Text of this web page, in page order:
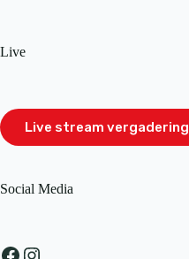
Live
Live stream vergadering
Social Media